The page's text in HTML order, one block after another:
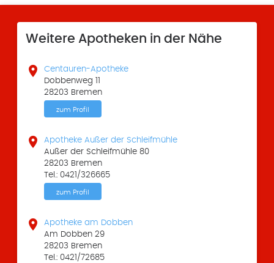
Weitere Apotheken in der Nähe

Centauren-Apotheke
Dobbenweg 11
28203 Bremen
zum Profil

Apotheke Außer der Schleifmühle
Außer der Schleifmühle 80
28203 Bremen
Tel.: 0421/326665
zum Profil

Apotheke am Dobben
Am Dobben 29
28203 Bremen
Tel.: 0421/72685